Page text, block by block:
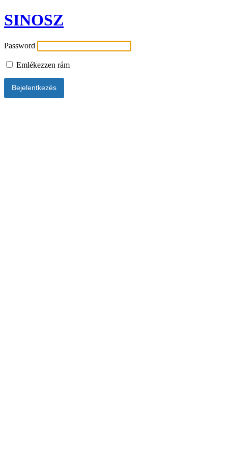
SINOSZ
Password
Emlékezzen rám